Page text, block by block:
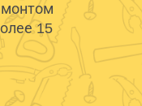
15